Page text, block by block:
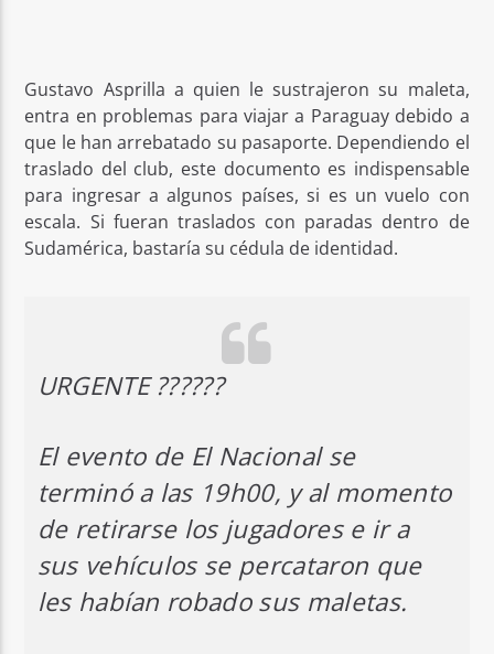
Gustavo Asprilla a quien le sustrajeron su maleta,
entra en problemas para viajar a Paraguay debido a
que le han arrebatado su pasaporte. Dependiendo el
traslado del club, este documento es indispensable
para ingresar a algunos países, si es un vuelo con
escala. Si fueran traslados con paradas dentro de
Sudamérica, bastaría su cédula de identidad.
URGENTE ??????
El evento de El Nacional se
terminó a las 19h00, y al momento
de retirarse los jugadores e ir a
sus vehículos se percataron que
les habían robado sus maletas.